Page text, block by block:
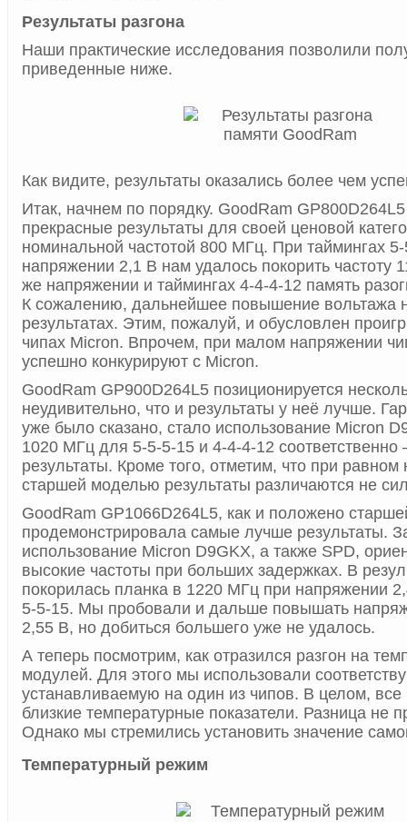
Результаты разгона
Наши практические исследования позволили
приведенные ниже.
Как видите, результаты оказались более чем
Итак, начнем по порядку. GoodRam
прекрасные результаты для своей ценовой
номинальной частотой 800 МГц. При таймингах
напряжении 2,1 В нам удалось покорить частоту
же напряжении и таймингах 4-4-4-12 память
К сожалению, дальнейшее повышение вольтажа
результатах. Этим, пожалуй, и обусловлен
чипах Micron. Впрочем, при малом напряжении
успешно конкурируют с Micron.
GoodRam GP900D264L5 позиционируется
неудивительно, что и результаты у неё лучше.
уже было сказано, стало использование Micron
1020 МГц для 5-5-5-15 и 4-4-4-12
результаты. Кроме того, отметим, что при
старшей моделью результаты различаются не
GoodRam GP1066D264L5, как и положено
продемонстрировала самые лучше результаты.
использование Micron D9GKX, а также SPD,
высокие частоты при больших задержках. В
покорилась планка в 1220 МГц при напряжении
5-5-15. Мы пробовали и дальше повышать
2,55 В, но добиться большего уже не удалось.
А теперь посмотрим, как отразился разгон на
модулей. Для этого мы использовали
устанавливаемую на один из чипов. В целом,
близкие температурные показатели. Разница не
Однако мы стремились установить значение
Температурный режим